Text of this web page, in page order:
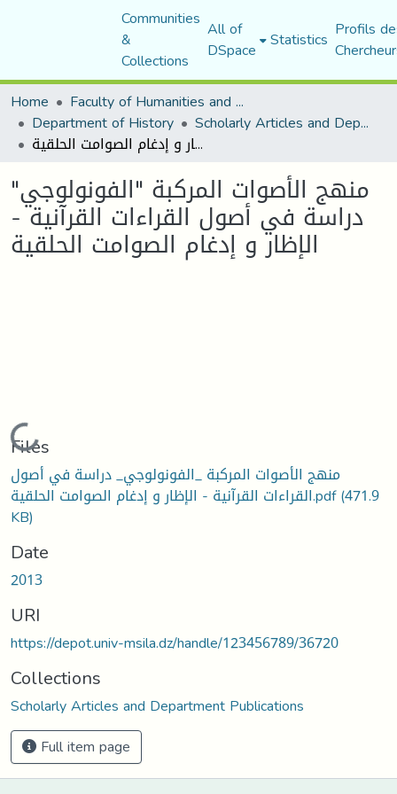
Communities
&
Collections
All of
DSpace Statistics Profils
Home
Faculty of Humanities and Social Sciences
Department of History Scholarly Articles and Department Publications
منهج الأصوات المركبة "الفونولوجي" دراسة في أصول القراءات القرآنية - الإظار و إدغام الصوامت الحلقية
منهج الأصوات المركبة "الفونولوجي"
دراسة في أصول القراءات القرآنية -
الإظار و إدغام الصوامت الحلقية
Loading...
Files
منهج الأصوات المركبة _الفونولوجي_ دراسة في أصول
القراءات القرآنية - الإظار و إدغام الصوامت الحلقية.pdf(471.9
KB)
Date
2013
URI
https://depot.univ-msila.dz/handle/123456789/36720
Collections
Scholarly Articles and Department Publications
Full item page